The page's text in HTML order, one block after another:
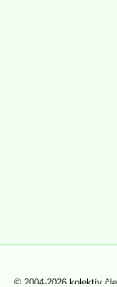
© 2004-2026 kolektív